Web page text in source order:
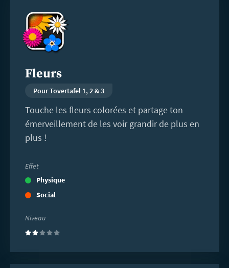
Fleurs
Pour Tovertafel 1, 2 & 3
Touche les fleurs colorées et partage ton
émerveillement de les voir grandir de plus en
plus !
Effet
Physique
Social
Niveau
(2)
savoir
plus